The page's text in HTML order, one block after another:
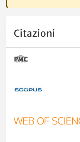
Citazioni